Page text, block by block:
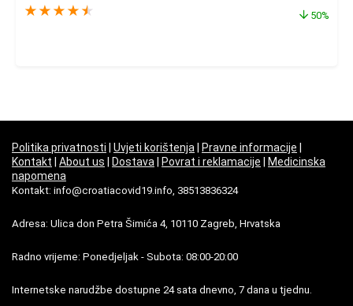
★ ★ ★ ★ ★ 50%
Politika privatnosti | Uvjeti korištenja | Pravne informacije |
Kontakt | About us | Dostava | Povrat i reklamacije | Medicinska
napomena
Kontakt: info@croatiacovid19.info, 38513836324
Adresa: Ulica don Petra Šimića 4, 10110 Zagreb, Hrvatska
Radno vrijeme: Ponedjeljak - Subota: 08:00-20:00
Internetske narudžbe dostupne 24 sata dnevno, 7 dana u tjednu.